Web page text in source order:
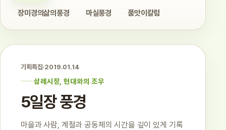
장미경의삶의풍경 마실풍경 품앗이칼럼
기획특집·2019.01.14
삼례시장, 현대와의 조우
5일장 풍경
마을과 사람, 계절과 공동체의 시간을 깊이 있게 기록